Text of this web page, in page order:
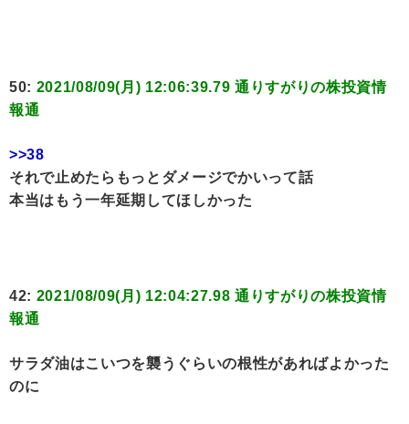
50: 2021/08/09(月) 12:06:39.79 通りすがりの株投資情
報通
>>38
それで止めたらもっとダメージでかいって話
本当はもう一年延期してほしかった
42: 2021/08/09(月) 12:04:27.98 通りすがりの株投資情
報通
サラダ油はこいつを襲うぐらいの根性があればよかった
のに